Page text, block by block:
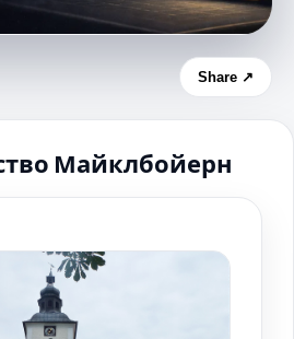
Share ↗
Майклбойерн